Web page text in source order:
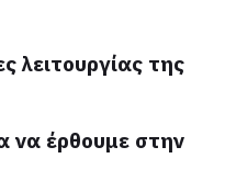
λειτουργίας της
να έρθουμε στην